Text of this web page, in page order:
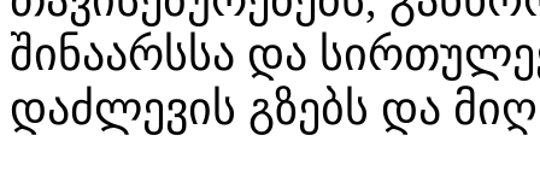
შინაარსსა და
დაძლევის გზებს და